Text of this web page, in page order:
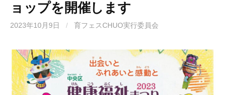
ョップを開催します
2023年10月9日 / 育フェスCHUO実行委員会